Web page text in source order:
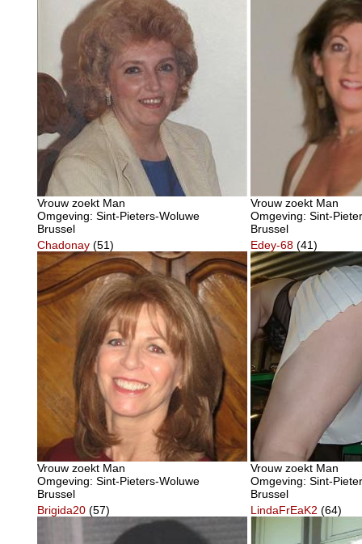
Vrouw zoekt Man
Omgeving: Sint-Pieters-Woluwe
Brussel
Vrouw zoekt Man
Omgeving: Sint-
Brussel
Chadonay (51)
Vrouw zoekt Man
Omgeving: Sint-Pieters-Woluwe
Brussel
Edey-68 (41)
Vrouw zoekt Man
Omgeving: Sint-
Brussel
Brigida20 (57) LindaFrEaK2 (64)